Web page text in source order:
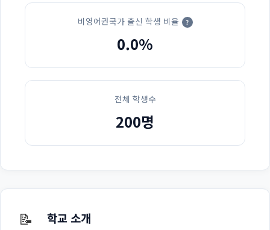
비영어권국가 출신 학생 비율 ?
0.0%
전체 학생수
200명
📝 학교 소개